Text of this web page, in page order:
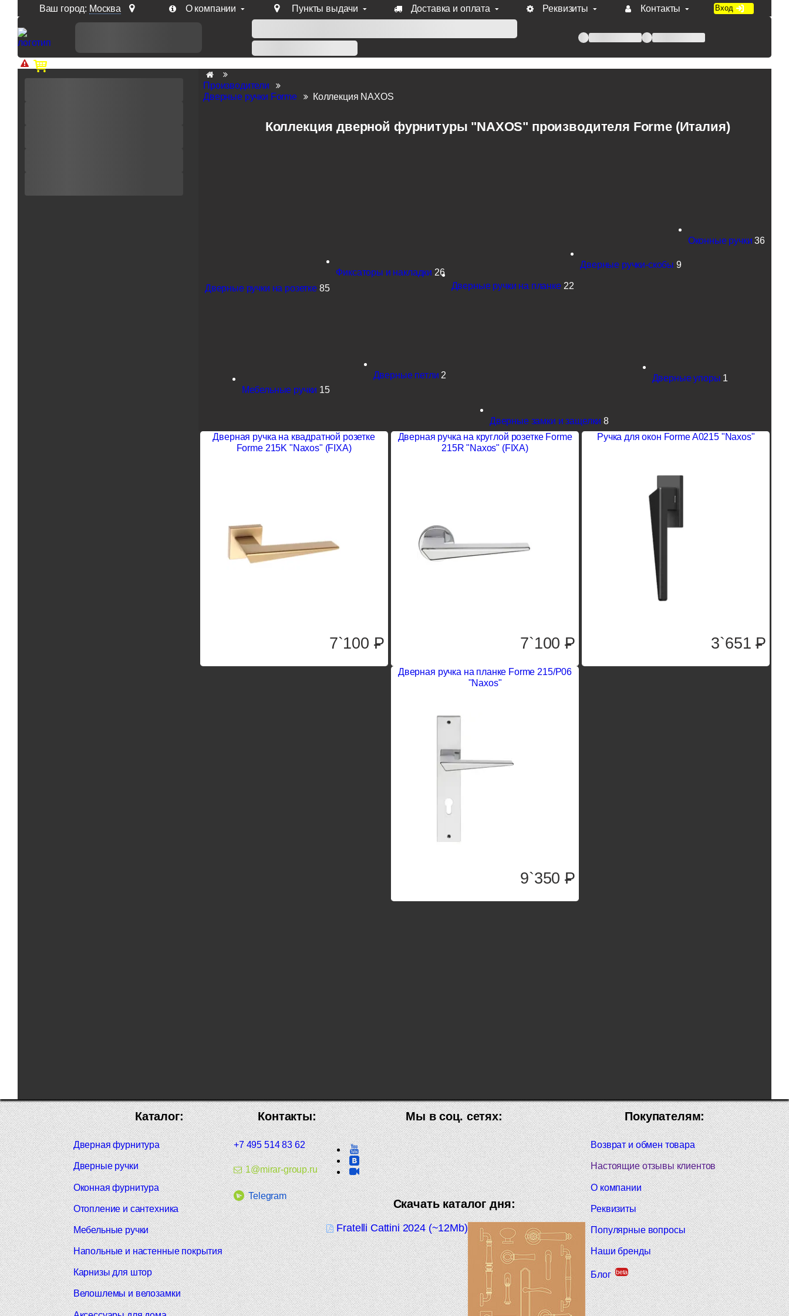
Ваш город: Москва О компании Пункты выдачи Доставка и оплата Реквизиты Контакты Вход
Доп. скидка от цен на сайте 7% при заказе от 50 тыс. руб продукции Venezia, Fratelli, Tupai, Extreza, Melodia, Forme при оплате по счету.
Производители
Дверные ручки Forme
Коллекция NAXOS
Коллекция дверной фурнитуры "NAXOS" производителя Forme (Италия)
Дверные ручки на розетке 85
Фиксаторы и накладки 26
Дверные ручки на планке 22
Дверные ручки-скобы 9
Оконные ручки 36
Мебельные ручки 15
Дверные петли 2
Дверные замки и защелки 8
Дверные упоры 1
Дверная ручка на квадратной розетке
Forme 215K "Naxos" (FIXA)
7`100 P
Дверная ручка на круглой розетке Forme
215R "Naxos" (FIXA)
7`100P
Ручка для окон Forme A0215 "Naxos"
3`651P
Дверная ручка на планке Forme 215/P06
"Naxos"
9`350P
Покупателям:
Возврат и обмен товара
Настоящие отзывы клиентов
О компании
Реквизиты
Популярные вопросы
Наши бренды
Блог beta
Мы в соц. сетях:
Скачать каталог дня:
Fratelli Cattini 2024 (~12Mb)
Контакты:
+7 495 514 83 62
1@mirar-group.ru
Telegram
Каталог:
Дверная фурнитура
Дверные ручки
Оконная фурнитура
Отопление и сантехника
Мебельные ручки
Напольные и настенные покрытия
Карнизы для штор
Велошлемы и велозамки